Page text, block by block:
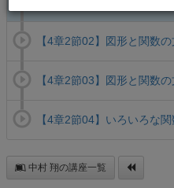
【4章2節02】図形と関数
【4章2節03】図形と関数
【4章2節04】いろいろな関
中村 翔の講座一覧